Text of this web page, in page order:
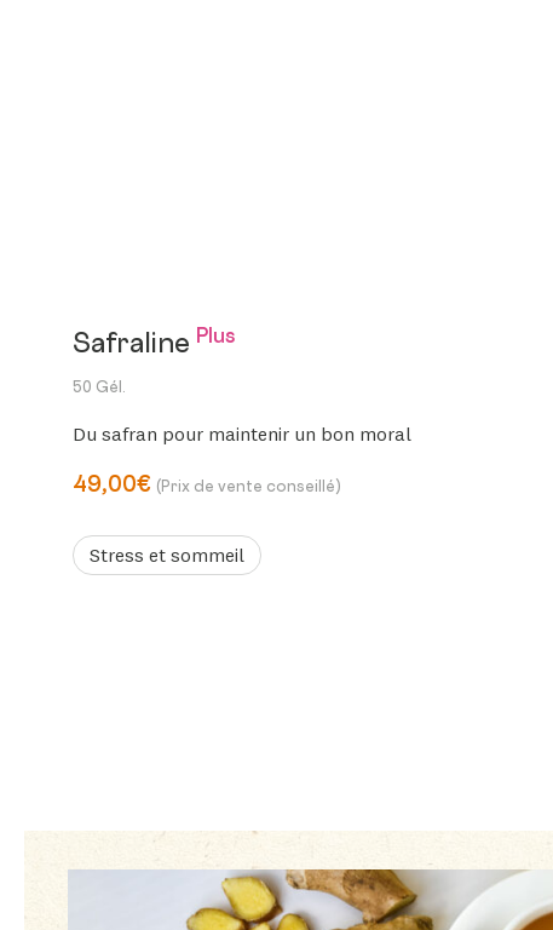
Safraline Plus
50 Gél.
Du safran pour maintenir un bon moral
49,00€ (Prix de vente conseillé)
Stress et sommeil